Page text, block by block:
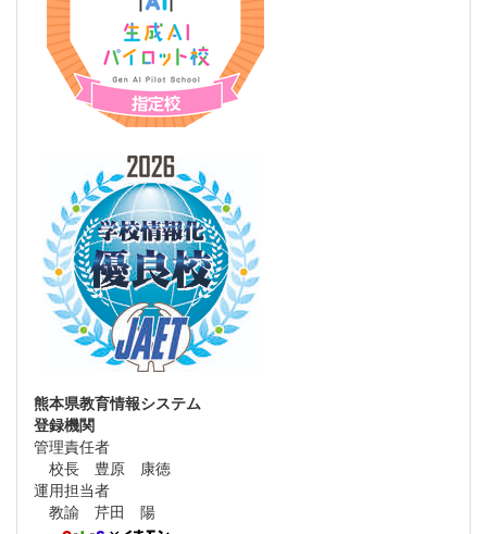
熊本県教育情報システム
登録機関
管理責任者
校長 豊原 康徳
運用担当者
教諭 芹田 陽